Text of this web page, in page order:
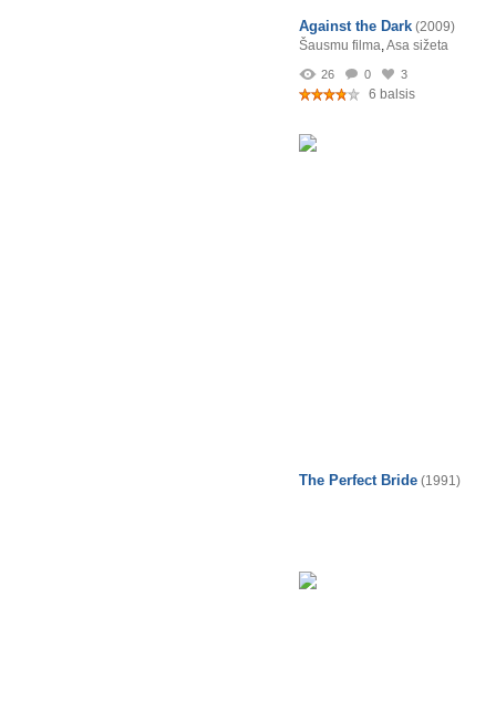
Against the Dark (2009)
Šausmu filma,Asa sižeta
26 0 3
6 balsis
The Perfect Bride (1991)